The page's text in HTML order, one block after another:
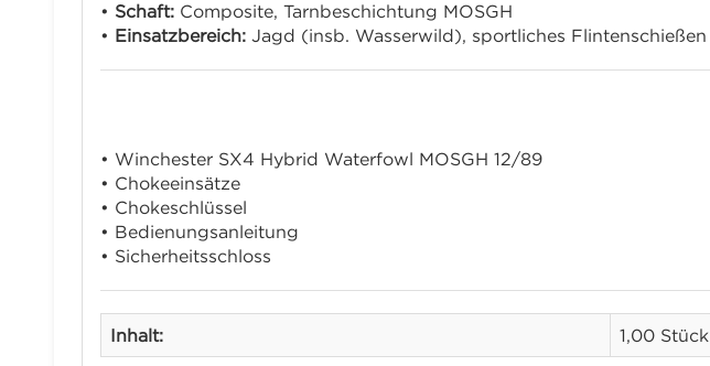
• Schaft:Composite, Tarnbeschichtung MOSGH
• Einsatzbereich:Jagd (insb. Wasserwild), sportliches Flintenschießen
• Winchester SX4 Hybrid Waterfowl MOSGH 12/89
• Chokeeinsätze
• Chokeschlüssel
• Bedienungsanleitung
• Sicherheitsschloss
Inhalt: 1,00 Stück